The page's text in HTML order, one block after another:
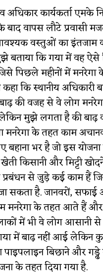
अधिकार कार्यकर्ता एमके
वापस लौटे प्रवासी
वस्तुओं का इंतजाम
बताया कि गया में वह
पिछले महीनों में
कहा कि स्थानीय अधिकारी
की वजह से वे लोग
मुझे लगता है की
मनरेगा के तहत काम
बहाना भर है जो इस
किसानी और मिट्टी
प्रबंधन से जुड़े कई काम हैं
सकता है. जानवरों,
मनरेगा के तहत आते हैं और
में भी वे लोग आसानी
में बाढ़ नहीं आई लेकिन
पाइपलाइन बिछाने और
के तहत दिया गया है.